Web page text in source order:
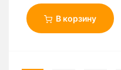
В корзину